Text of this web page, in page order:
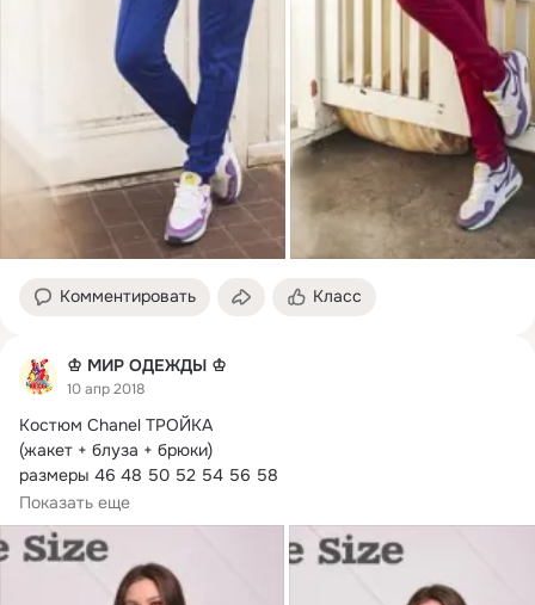
Комментировать Класс
♔ МИР ОДЕЖДЫ ♔
10 апр 2018
Костюм Chanel ТРОЙКА
(жакет + блуза + брюки)
размеры 46 48 50 52 54 56 58
ткань блузы креп шифон и штапель
ткань жакет и брюк - мадонна
ИЛ_22
Цена: 790 грн.
Показать еще